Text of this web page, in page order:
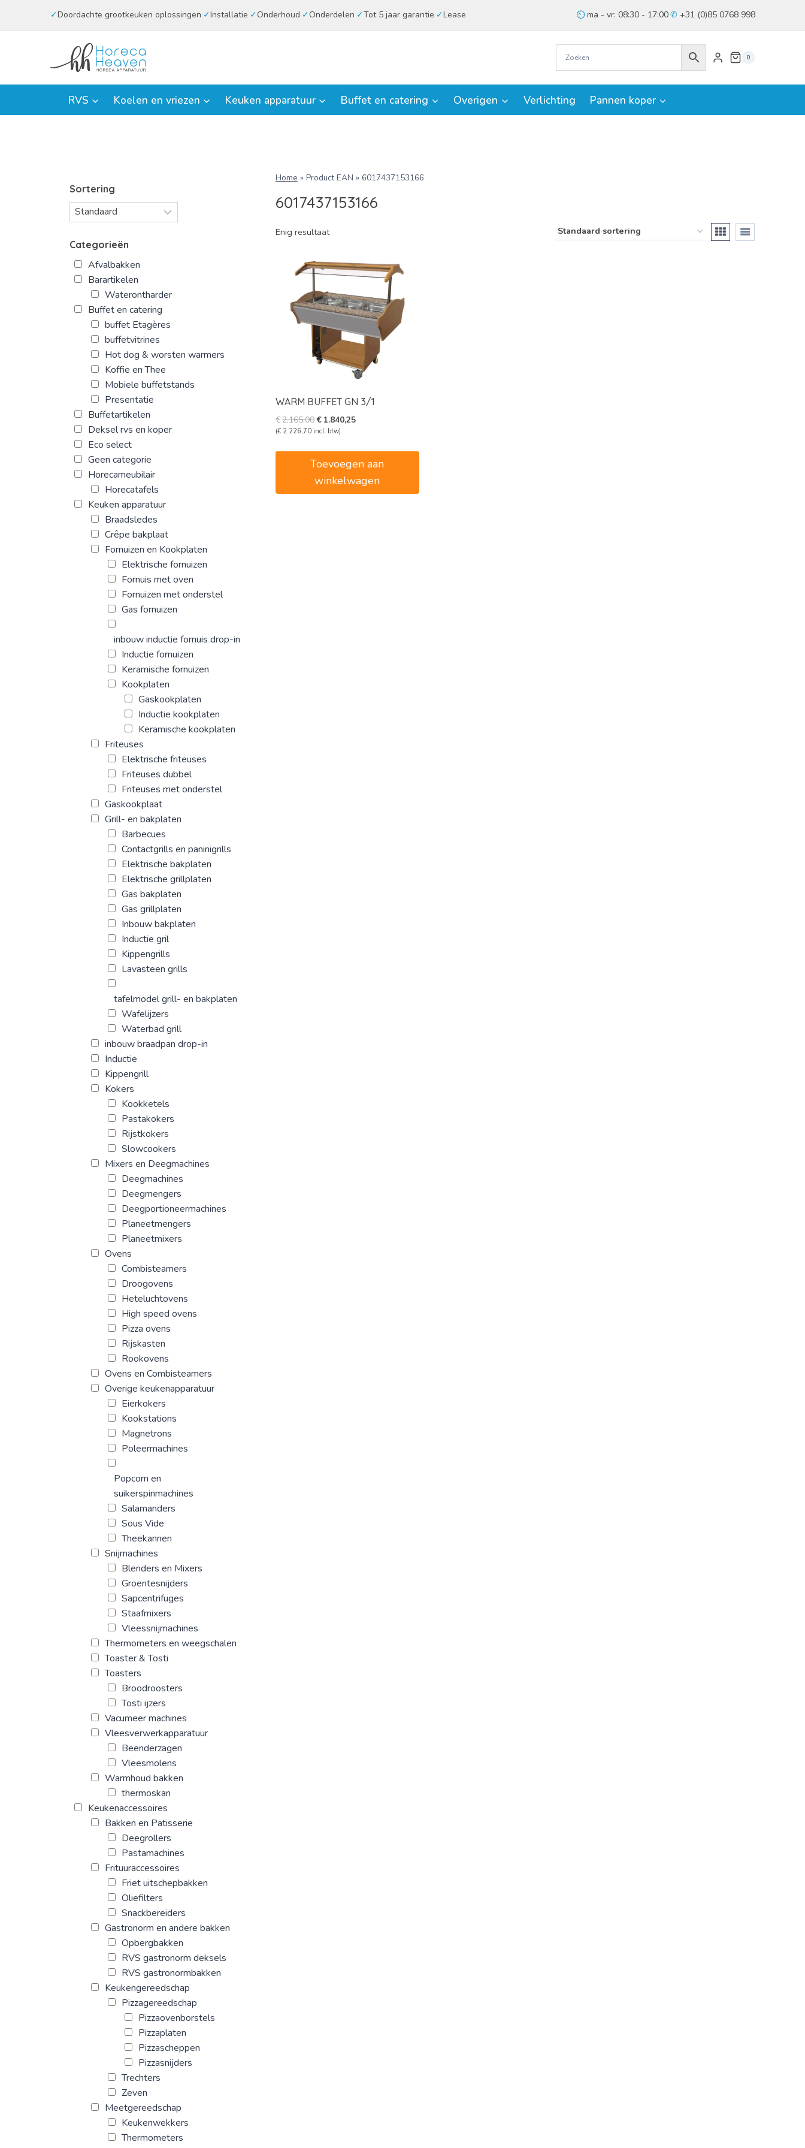
Doordachte grootkeuken oplossingen Installatie Onderhoud Onderdelen Tot 5 jaar garantie Lease ma - vr: 08:30 - 17:00 +31 (0)85 0768 998
0
RVS Koelen en vriezen Keuken apparatuur Buffet en catering Overigen Verlichting Pannen koper
Home » Product EAN » 6017437153166
6017437153166
Enig resultaat
WARM BUFFET GN 3/1
€2.165,00Oorspronkelijke
prijs
€2.165,00.
€ 1.840,25Huidige
(€ 2.226,70incl. btw)
Toevoegen aan
winkelwagen
Sortering
Categorieën
Afvalbakken
Barartikelen
Waterontharder
Buffet en catering
buffet Etagères
buffetvitrines
Hot dog & worsten warmers
Koffie en Thee
Mobiele buffetstands
Presentatie
Buffetartikelen
Deksel rvs en koper
Eco select
Geen categorie
Horecameubilair
Horecatafels
Keuken apparatuur
Braadsledes
Crêpe bakplaat
Fornuizen en Kookplaten
Elektrische fornuizen
Fornuis met oven
Fornuizen met onderstel
Gas fornuizen
inbouw inductie fornuis drop-in
Inductie fornuizen
Keramische fornuizen
Kookplaten
Gaskookplaten
Inductie kookplaten
Keramische kookplaten
Friteuses
Elektrische friteuses
Friteuses dubbel
Friteuses met onderstel
Gaskookplaat
Grill- en bakplaten
Barbecues
Contactgrills en paninigrills
Elektrische bakplaten
Elektrische grillplaten
Gas bakplaten
Gas grillplaten
Inbouw bakplaten
Inductie gril
Kippengrills
Lavasteen grills
tafelmodel grill- en bakplaten
Wafelijzers
Waterbad grill
inbouw braadpan drop-in
Inductie
Kippengrill
Kokers
Kookketels
Pastakokers
Rijstkokers
Slowcookers
Mixers en Deegmachines
Deegmachines
Deegmengers
Deegportioneermachines
Planeetmengers
Planeetmixers
Ovens
Combisteamers
Droogovens
Heteluchtovens
High speed ovens
Pizza ovens
Rijskasten
Rookovens
Ovens en Combisteamers
Overige keukenapparatuur
Eierkokers
Kookstations
Magnetrons
Poleermachines
Popcorn en
suikerspinmachines
Salamanders
Sous Vide
Theekannen
Snijmachines
Blenders en Mixers
Groentesnijders
Sapcentrifuges
Staafmixers
Vleessnijmachines
Thermometers en weegschalen
Toaster & Tosti
Toasters
Broodroosters
Tosti ijzers
Vacumeer machines
Vleesverwerkapparatuur
Beenderzagen
Vleesmolens
Warmhoud bakken
thermoskan
Keukenaccessoires
Bakken en Patisserie
Deegrollers
Pastamachines
Frituuraccessoires
Friet uitschepbakken
Oliefilters
Snackbereiders
Gastronorm en andere bakken
Opbergbakken
RVS gastronorm deksels
RVS gastronormbakken
Keukengereedschap
Pizzagereedschap
Pizzaovenborstels
Pizzaplaten
Pizzascheppen
Pizzasnijders
Trechters
Zeven
Meetgereedschap
Keukenwekkers
Thermometers